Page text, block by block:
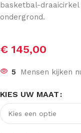
basketbal-
ondergrond.
€ 145,00
5 Mensen kijken
KIES UW MAAT